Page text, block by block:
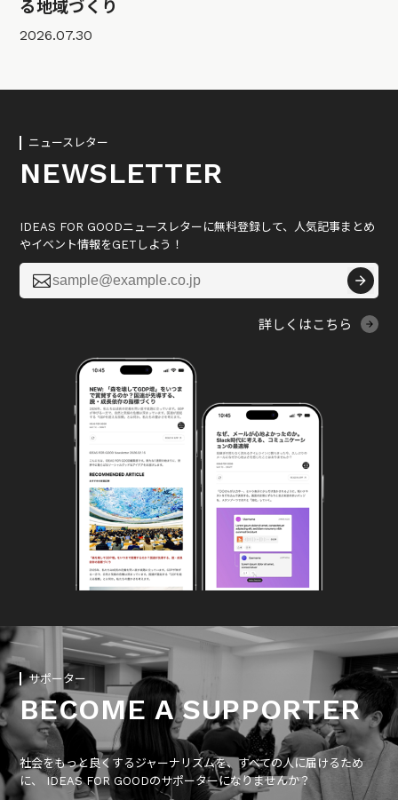
る地域づくり
2026.07.30
ニュースレター
NEWSLETTER
IDEAS FOR GOODニュースレターに無料登録して、人気記事まとめ
やイベント情報をGETしよう！

詳しくはこちら
サポーター
BECOME A SUPPORTER
社会をもっと良くするジャーナリズムを、すべての人に届けるため
に、 IDEAS FOR GOODのサポーターになりませんか？